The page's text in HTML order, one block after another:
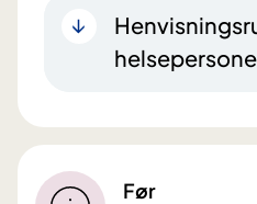
Før